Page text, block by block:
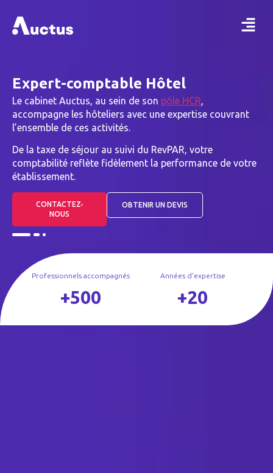
Expert-comptable Hôtel
Le cabinet Auctus, au sein de son pôle HCR,
accompagne les hôteliers avec une expertise couvrant
l’ensemble de ces activités.
De la taxe de séjour au suivi du RevPAR, votre
comptabilité reflète fidèlement la performance de votre
établissement.
CONTACTEZ-
NOUS
OBTENIR UN DEVIS
Professionnels accompagnés
+500
Années d'expertise
+20